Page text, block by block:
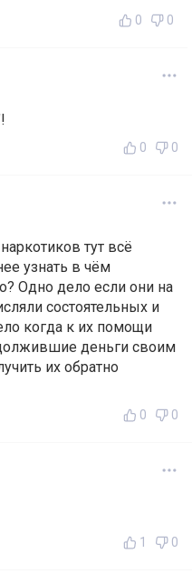
0 0
0 0
тут всё
узнать в чём
Одно дело если они на
состоятельных и
когда к их помощи
деньги своим
их обратно
0 0
1 0